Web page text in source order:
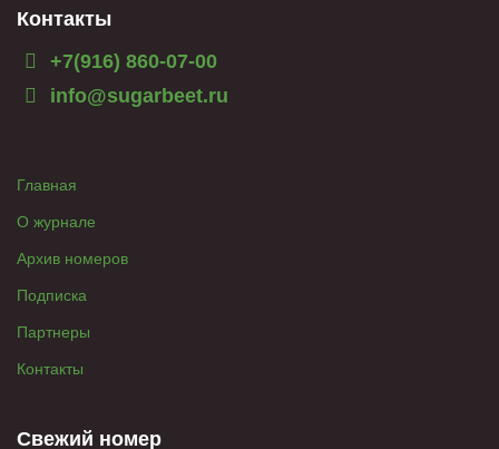
Контакты
+7(916) 860-07-00
info@sugarbeet.ru
Главная
О журнале
Архив номеров
Подписка
Партнеры
Контакты
Свежий номер